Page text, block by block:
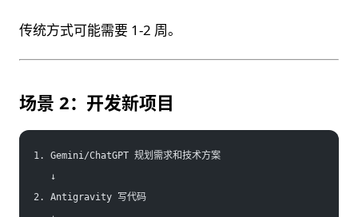
传统方式可能需要 1-2 周。
场景 2：开发新项目
1. Gemini/ChatGPT 规划需求和技术方案
   ↓
2. Antigravity 写代码